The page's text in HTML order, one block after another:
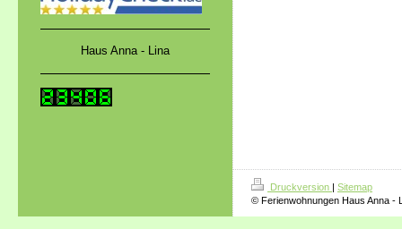
Haus Anna - Lina
Druckversion | Sitemap
© Ferienwohnungen Haus Anna -